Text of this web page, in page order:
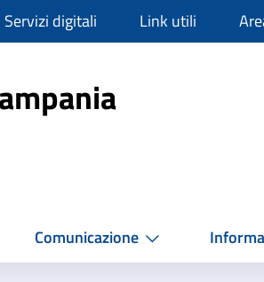
Servizi digitali Link utili
Campania
Comunicazione